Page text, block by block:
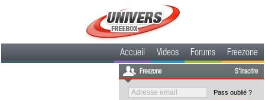
Accueil Videos Forums Freezone
Freezone S'inscrire
Pass oublié ?